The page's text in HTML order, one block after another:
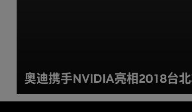
奥迪携手NVIDIA亮相2018台